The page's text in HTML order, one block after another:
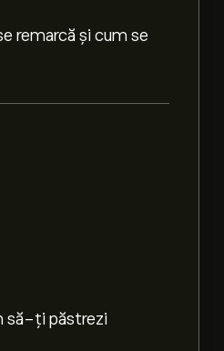
remarcă și cum se
să-ți păstrezi